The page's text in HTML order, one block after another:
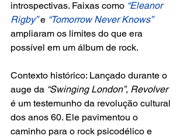
introspectivas. Faixas como “Eleanor
Rigby” e “Tomorrow Never Knows”
ampliaram os limites do que era
possível em um álbum de rock.
Contexto histórico: Lançado durante o
auge da “Swinging London”, Revolver
é um testemunho da revolução cultural
dos anos 60. Ele pavimentou o
caminho para o rock psicodélico e